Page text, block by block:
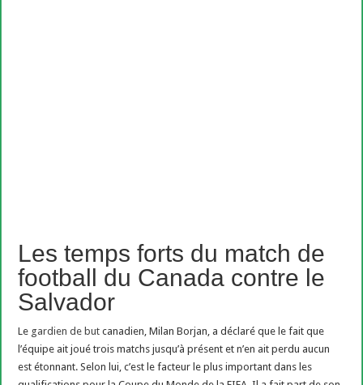
Les temps forts du match de
football du Canada contre le
Salvador
Le gardien de but canadien, Milan Borjan, a déclaré que le fait que
l’équipe ait joué trois matchs jusqu’à présent et n’en ait perdu aucun
est étonnant. Selon lui, c’est le facteur le plus important dans les